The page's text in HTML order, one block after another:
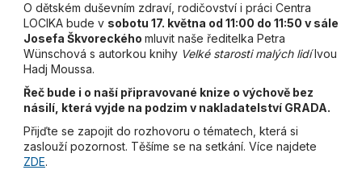
O dětském duševním zdraví, rodičovství i práci Centra
LOCIKA bude v sobotu 17. května od 11:00 do 11:50 v sále
Josefa Škvoreckého mluvit naše ředitelka Petra
Wünschová s autorkou knihy Velké starosti malých lidíIvou
Hadj Moussa.
Řeč bude i o naší připravované knize o výchově bez
násilí, která vyjde na podzim v nakladatelství GRADA.
Přijďte se zapojit do rozhovoru o tématech, která si
zaslouží pozornost. Těšíme se na setkání. Více najdete
ZDE.